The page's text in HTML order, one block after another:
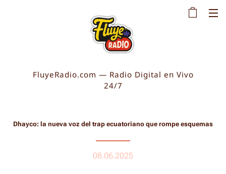
FluyeRadio.com — Radio Digital en Vivo
24/7
Dhayco: la nueva voz del trap ecuatoriano que rompe esquemas
08.06.2025